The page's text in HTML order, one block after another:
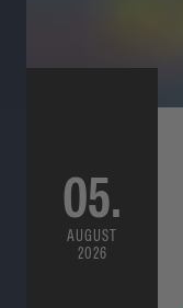
05.
AUGUST
2026